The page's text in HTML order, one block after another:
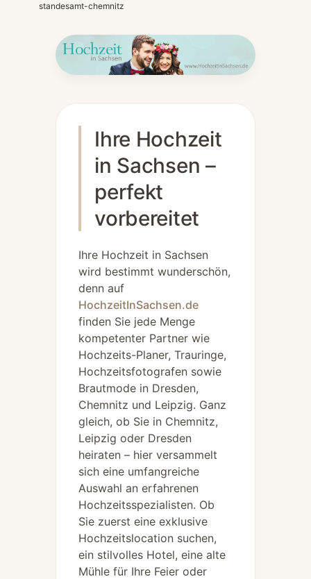
standesamt-chemnitz
Ihre Hochzeit
in Sachsen –
perfekt
vorbereitet
Ihre Hochzeit in Sachsen
wird bestimmt wunderschön,
denn auf
HochzeitInSachsen.de
finden Sie jede Menge
kompetenter Partner wie
Hochzeits-Planer, Trauringe,
Hochzeitsfotografen sowie
Brautmode in Dresden,
Chemnitz und Leipzig. Ganz
gleich, ob Sie in Chemnitz,
Leipzig oder Dresden
heiraten – hier versammelt
sich eine umfangreiche
Auswahl an erfahrenen
Hochzeitsspezialisten. Ob
Sie zuerst eine exklusive
Hochzeitslocation suchen,
ein stilvolles Hotel, eine alte
Mühle für Ihre Feier oder